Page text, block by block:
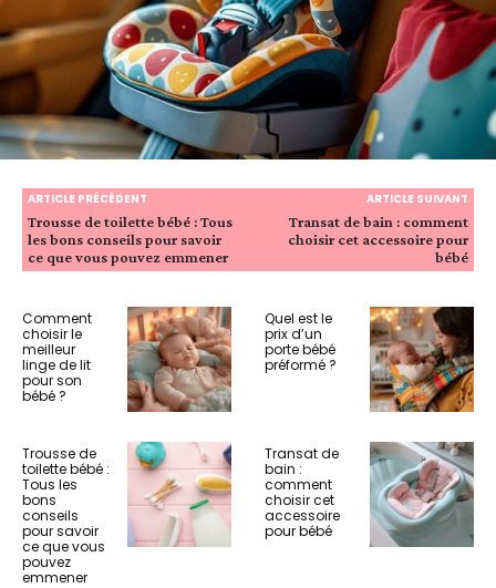
ARTICLE PRÉCÉDENT
Trousse de toilette bébé : Tous
les bons conseils pour savoir
ce que vous pouvez emmener
ARTICLE SUIVANT
Transat de bain : comment
choisir cet accessoire pour
bébé
Comment
choisir le
meilleur
linge de lit
pour son
bébé ?
Quel est le
prix d’un
porte bébé
préformé ?
Trousse de
toilette bébé :
Tous les
bons
conseils
pour savoir
ce que vous
pouvez
emmener
Transat de
bain :
comment
choisir cet
accessoire
pour bébé